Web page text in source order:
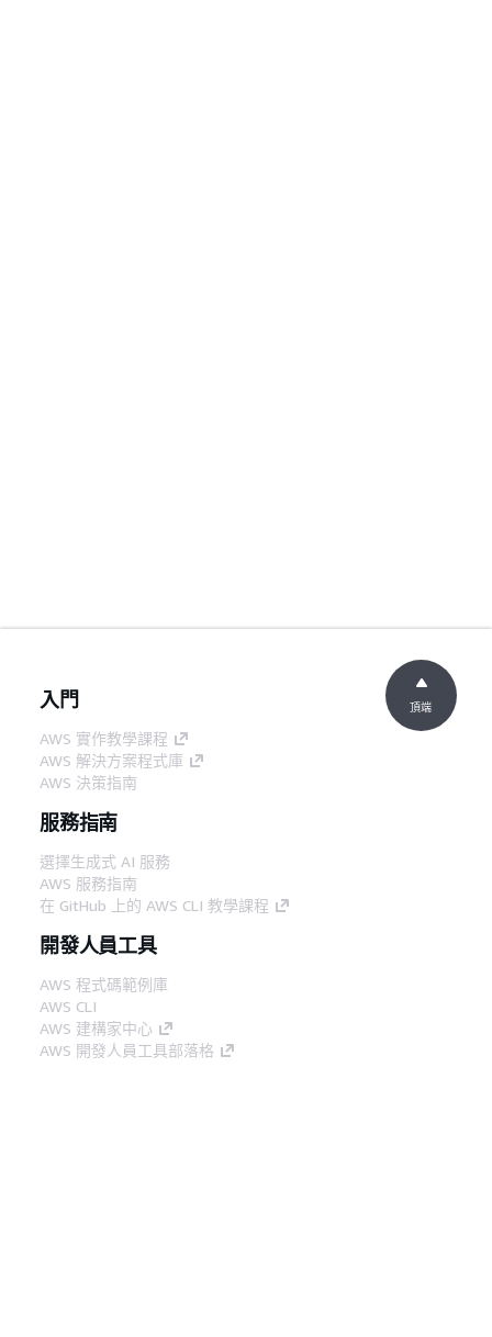
入門
AWS 實作教學課程
AWS 解決方案程式庫
AWS 決策指南
服務指南
選擇生成式 AI 服務
AWS 服務指南
在 GitHub 上的 AWS CLI 教學課程
開發人員工具
AWS 程式碼範例庫
AWS CLI
AWS 建構家中心
AWS 開發人員工具部落格
頂端